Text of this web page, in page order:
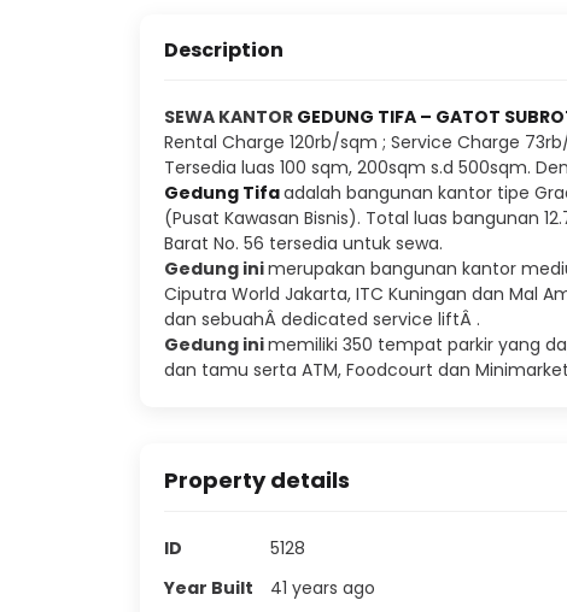
Description
SEWA KANTOR GEDUNG TIFA – GATOT
Rental Charge 120rb/sqm ; Service Charge
Tersedia luas 100 sqm, 200sqm s.d 500sqm.
Gedung Tifaadalah bangunan kantor tipe
(Pusat Kawasan Bisnis). Total luas bangunan
Barat No. 56 tersedia untuk sewa.
Gedung inimerupakan bangunan kantor
Ciputra World Jakarta, ITC Kuningan dan Mal
dan sebuahÂ dedicated service liftÂ .
Gedung inimemiliki 350 tempat parkir yang
dan tamu serta ATM, Foodcourt dan
Property details
ID 5128
Year Built
41 years ago